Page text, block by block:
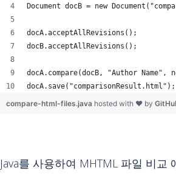
Document docB = new
docA.acceptAllRevisions();
docB.acceptAllRevisions();
docA.compare(docB, "Author Name",
docA.save("comparisonResult.html");
compare-html-files.java hosted with ❤ by
Java를 사용하여 MHTML 파일 비교